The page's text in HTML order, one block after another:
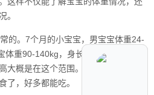
。
的。7个月的小宝宝，男宝宝体重24-
重90-140kg，身长63-76cm。七个
大概是在这个范围。不影响，要跟上
了，好多都能吃。